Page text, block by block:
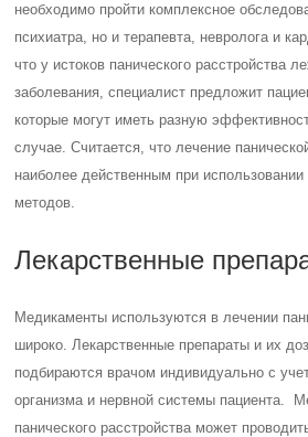
необходимо пройти комплексное
психиатра, но и терапевта, невролога и
что у истоков панического расстройства
заболевания, специалист предложит
которые могут иметь разную
случае. Считается, что лечение
наиболее действенным при использовании
методов.
Лекарственные
Медикаменты используются в лечении
широко. Лекарственные препараты и их
подбираются врачом индивидуально с
организма и нервной системы пациента.
панического расстройства может